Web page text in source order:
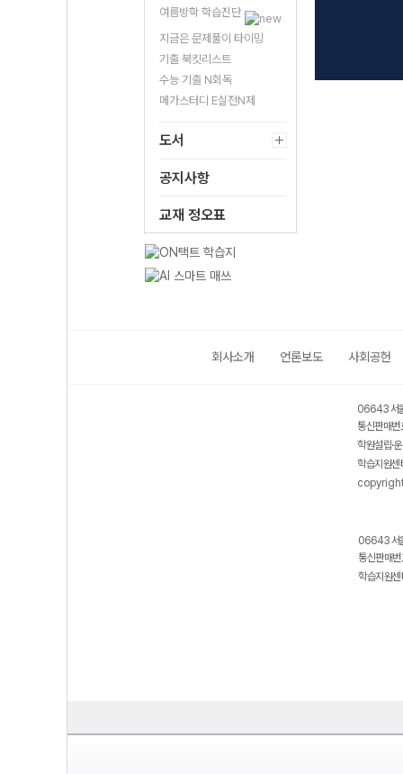
여름방학 학습진단
지금은 문제풀이 타이밍
기출 북킷리스트
수능 기출 N회독
메가스터디 E실전N제
도서
공지사항
교재 정오표
회사소개 언론보도 사회공헌
06643 서
통신판매
학원설립·
학습지원
06643 서
통신판매
학습지원